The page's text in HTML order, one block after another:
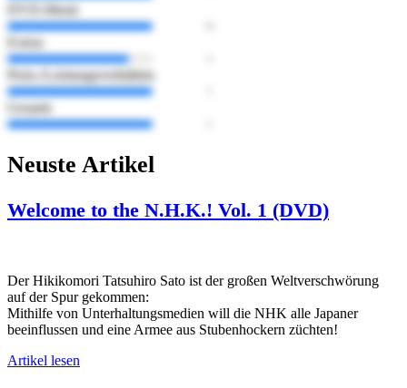
DVD-Menü
Extras
Preis-/Leistungsverhältnis
Gesamt
Neuste Artikel
Welcome to the N.H.K.! Vol. 1 (DVD)
Der Hikikomori Tatsuhiro Sato ist der großen Weltverschwörung
auf der Spur gekommen:
Mithilfe von Unterhaltungsmedien will die NHK alle Japaner
beeinflussen und eine Armee aus Stubenhockern züchten!
Artikel lesen